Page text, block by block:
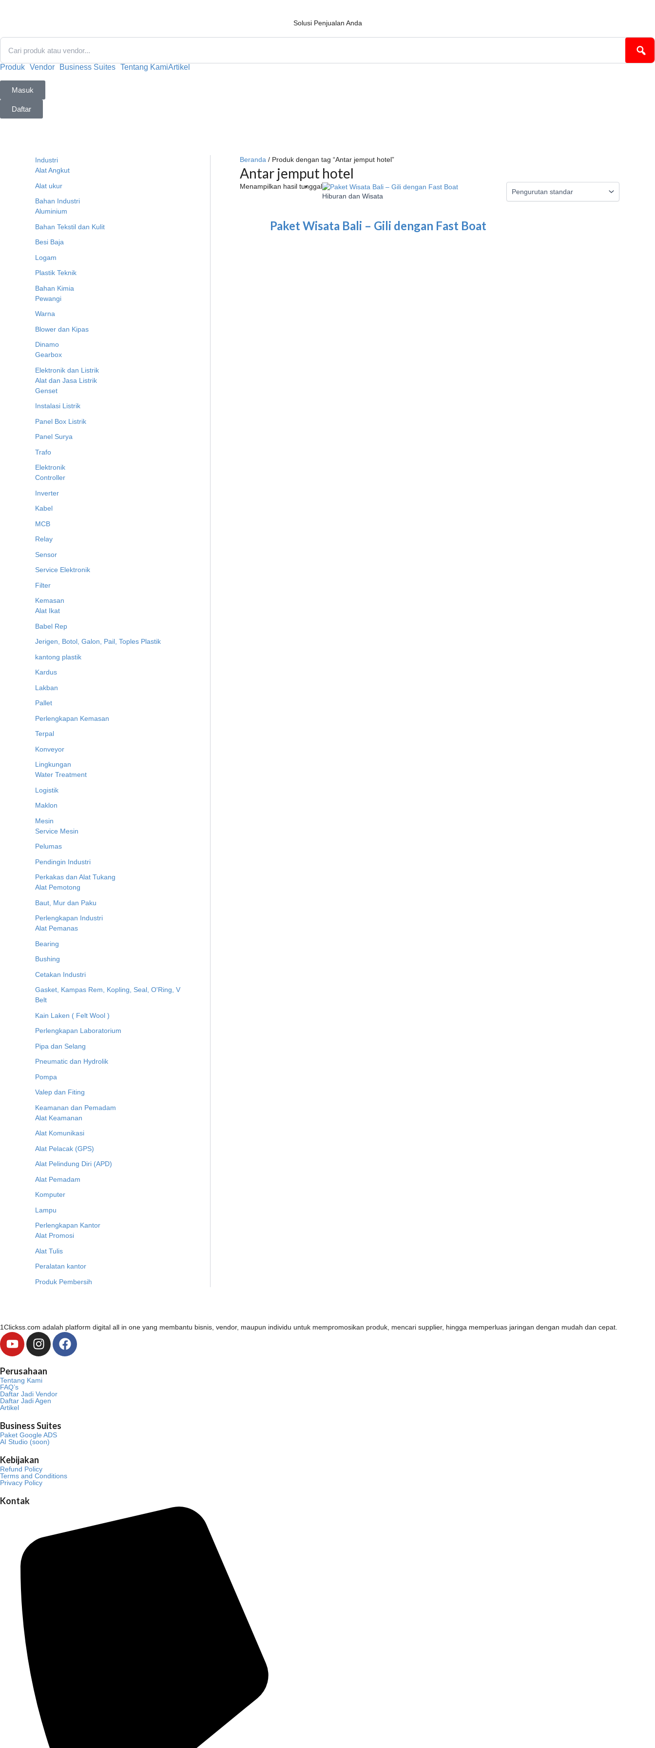
Solusi Penjualan Anda
Produk Vendor Business Suites Tentang KamiArtikel
Masuk
Daftar
Industri
Alat Angkut
Alat ukur
Bahan Industri
Aluminium
Bahan Tekstil dan Kulit
Besi Baja
Logam
Plastik Teknik
Bahan Kimia
Pewangi
Warna
Blower dan Kipas
Dinamo
Gearbox
Elektronik dan Listrik
Alat dan Jasa Listrik
Genset
Instalasi Listrik
Panel Box Listrik
Panel Surya
Trafo
Elektronik
Controller
Inverter
Kabel
MCB
Relay
Sensor
Service Elektronik
Filter
Kemasan
Alat Ikat
Babel Rep
Jerigen, Botol, Galon, Pail, Toples Plastik
kantong plastik
Kardus
Lakban
Pallet
Perlengkapan Kemasan
Terpal
Konveyor
Lingkungan
Water Treatment
Logistik
Maklon
Mesin
Service Mesin
Pelumas
Pendingin Industri
Perkakas dan Alat Tukang
Alat Pemotong
Baut, Mur dan Paku
Perlengkapan Industri
Alat Pemanas
Bearing
Bushing
Cetakan Industri
Gasket, Kampas Rem, Kopling, Seal, O'Ring, V
Belt
Kain Laken ( Felt Wool )
Perlengkapan Laboratorium
Pipa dan Selang
Pneumatic dan Hydrolik
Pompa
Valep dan Fiting
Keamanan dan Pemadam
Alat Keamanan
Alat Komunikasi
Alat Pelacak (GPS)
Alat Pelindung Diri (APD)
Alat Pemadam
Komputer
Lampu
Perlengkapan Kantor
Alat Promosi
Alat Tulis
Peralatan kantor
Produk Pembersih
Beranda / Produk dengan tag “Antar jemput hotel”
Antar jemput hotel
Menampilkan hasil tunggal
Hiburan dan Wisata
Paket Wisata Bali – Gili dengan Fast Boat
1Clickss.com adalah platform digital all in one yang membantu bisnis, vendor, maupun individu untuk mempromosikan produk, mencari supplier, hingga memperluas jaringan dengan mudah dan cepat.
Y
o
t
u
b
e
I
n
t
a
g
a
m
F
a
Perusahaan
Tentang Kami
FAQ’s
Daftar Jadi Vendor
Daftar Jadi Agen
Artikel
Business Suites
Paket Google ADS
AI Studio (soon)
Kebijakan
Refund Policy
Terms and Conditions
Privacy Policy
Kontak